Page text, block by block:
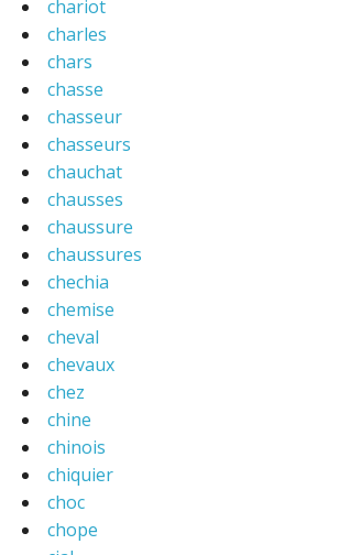
chariot
charles
chars
chasse
chasseur
chasseurs
chauchat
chausses
chaussure
chaussures
chechia
chemise
cheval
chevaux
chez
chine
chinois
chiquier
choc
chope